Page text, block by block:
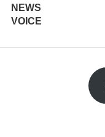
NEWS
VOICE